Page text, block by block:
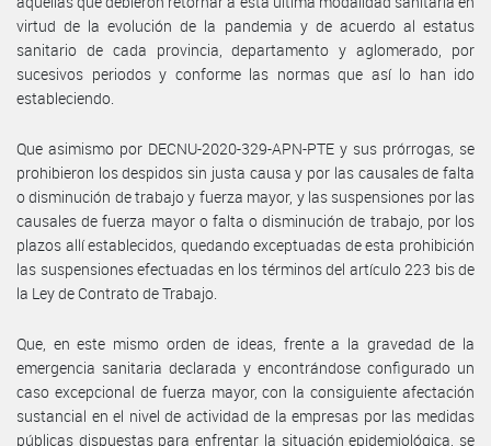
virtud de la evolución de la pandemia y de acuerdo al estatus
sanitario de cada provincia, departamento y aglomerado, por
sucesivos periodos y conforme las normas que así lo han ido
estableciendo.
Que asimismo por DECNU-2020-329-APN-PTE y sus prórrogas, se
prohibieron los despidos sin justa causa y por las causales de falta
o disminución de trabajo y fuerza mayor, y las suspensiones por las
causales de fuerza mayor o falta o disminución de trabajo, por los
plazos allí establecidos, quedando exceptuadas de esta prohibición
las suspensiones efectuadas en los términos del artículo 223 bis de
la Ley de Contrato de Trabajo.
Que, en este mismo orden de ideas, frente a la gravedad de la
emergencia sanitaria declarada y encontrándose configurado un
caso excepcional de fuerza mayor, con la consiguiente afectación
sustancial en el nivel de actividad de la empresas por las medidas
públicas dispuestas para enfrentar la situación epidemiológica, se